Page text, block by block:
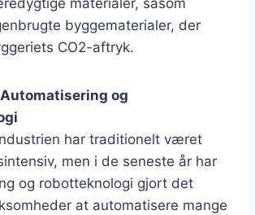
materialer, såsom
byggematerialer, der
CO2-aftryk.
og
har traditionelt været
men i de seneste år har
og robotteknologi gjort det
at automatisere mange